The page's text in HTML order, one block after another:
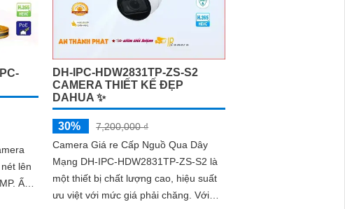
dài, hỗ
chăng
nâng cao hiệu quả quản lý và an ninh
cho mọi không gian trong nhà
lên
Ấn
DH-IPC-HDW2831TP-ZS-S2
CAMERA THIẾT KẾ ĐẸP
DAHUA ✨
30%
7,200,000 ₫
Camera Giá re Cấp Nguồ Qua Dây
Mạng DH-IPC-HDW2831TP-ZS-S2 là
một thiết bị chất lượng cao, hiệu suất
ưu việt với mức giá phải chăng. Với